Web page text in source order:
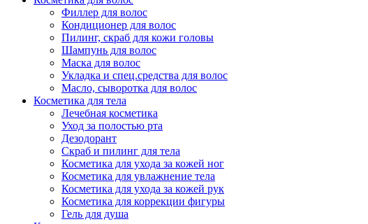
Упаковка
Филлер для волос
Кондиционер для волос
Пилинг, скраб для кожи головы
Шампунь для волос
Маска для волос
Укладка и спец.средства для волос
Масло, сыворотка для волос
Косметика для тела
Лечебная косметика
Уход за полостью рта
Дезодорант
Скраб и пилинг для тела
Косметика для ухода за кожей ног
Косметика для увлажнение тела
Косметика для ухода за кожей рук
Косметика для коррекции фигуры
Гель для душа